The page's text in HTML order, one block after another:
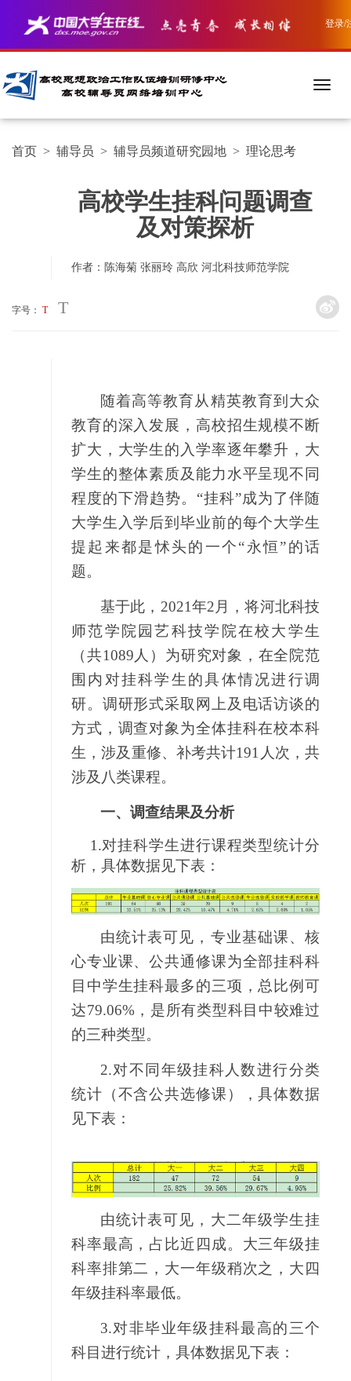
登录/
首页 > 辅导员 > 辅导员频道研究园地 > 理论思考
高校学生挂科问题调查
及对策探析
作者：陈海菊 张丽玲 高欣 河北科技师范学院
字号： T T
随着高等教育从精英教育到大众
教育的深入发展，高校招生规模不断
扩大，大学生的入学率逐年攀升，大
学生的整体素质及能力水平呈现不同
程度的下滑趋势。“挂科”成为了伴随
大学生入学后到毕业前的每个大学生
提起来都是怵头的一个“永恒”的话
题。
基于此，2021年2月，将河北科技
师范学院园艺科技学院在校大学生
（共1089人）为研究对象，在全院范
围内对挂科学生的具体情况进行调
研。调研形式采取网上及电话访谈的
方式，调查对象为全体挂科在校本科
生，涉及重修、补考共计191人次，共
涉及八类课程。
一、调查结果及分析
1.对挂科学生进行课程类型统计分
析，具体数据见下表：
由统计表可见，专业基础课、核
心专业课、公共通修课为全部挂科科
目中学生挂科最多的三项，总比例可
达79.06%，是所有类型科目中较难过
的三种类型。
2.对不同年级挂科人数进行分类
统计（不含公共选修课），具体数据
见下表：
由统计表可见，大二年级学生挂
科率最高，占比近四成。大三年级挂
科率排第二，大一年级稍次之，大四
年级挂科率最低。
3.对非毕业年级挂科最高的三个
科目进行统计，具体数据见下表：